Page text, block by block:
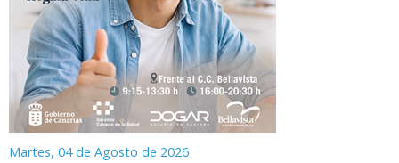
Martes, 04 de Agosto de 2026